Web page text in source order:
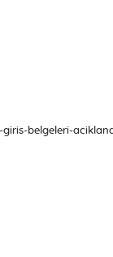
belgeleri-